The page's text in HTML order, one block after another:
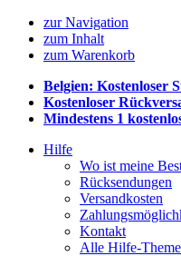
zur Navigation
zum Inhalt
zum Warenkorb
Belgien: Kostenloser
Kostenloser
Mindestens 1
Hilfe
Wo ist meine
Rücksendungen
Versandkosten
Kontakt
Alle Hilfe-